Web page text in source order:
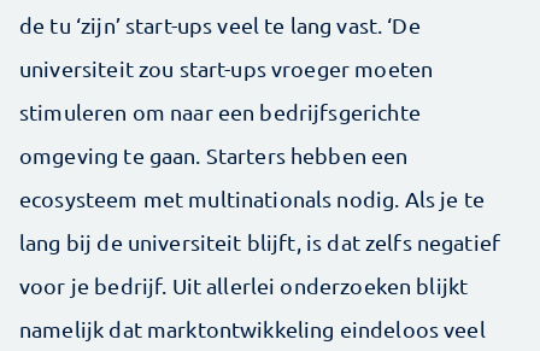
de tu ‘zijn’ start-ups veel te lang vast. ‘De
universiteit zou start-ups vroeger moeten
stimuleren om naar een bedrijfsgerichte
omgeving te gaan. Starters hebben een
ecosysteem met multinationals nodig. Als je te
lang bij de universiteit blijft, is dat zelfs negatief
voor je bedrijf. Uit allerlei onderzoeken blijkt
namelijk dat marktontwikkeling eindeloos veel